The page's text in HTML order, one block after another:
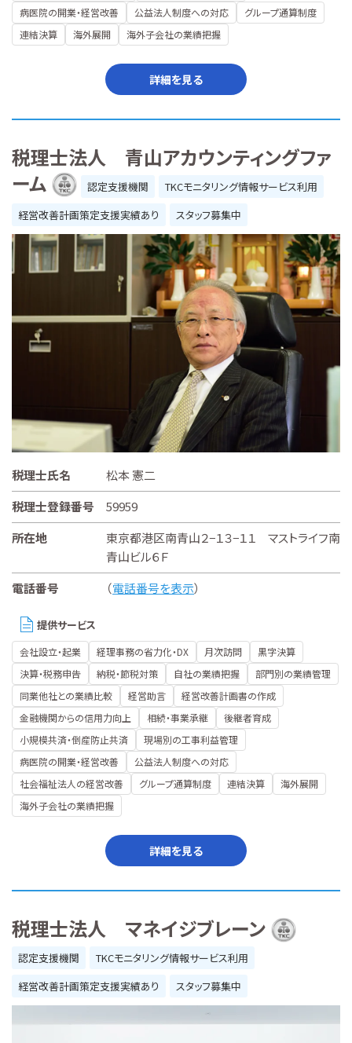
病医院の開業・経営改善
公益法人制度への対応
グループ通算制度
連結決算
海外展開 海外子会社の業績把握
詳細を見る
税理士法人 青山アカウンティングファ
ーム
認定支援機関
TKCモニタリング情報サービス利用
経営改善計画策定支援実績あり
スタッフ募集中
税理士氏名
松本 憲二
税理士登録番号
59959
所在地
東京都港区南青山２−１３−１１ マストライフ南
青山ビル６Ｆ
電話番号
（電話番号を表示）
提供サービス
会社設立・起業 経理事務の省力化・DX 月次訪問
黒字決算
決算・税務申告
納税・節税対策 自社の業績把握
部門別の業績管理
同業他社との業績比較
経営助言
経営改善計画書の作成
金融機関からの信用力向上
相続・事業承継
後継者育成
小規模共済・倒産防止共済
現場別の工事利益管理
病医院の開業・経営改善
公益法人制度への対応
社会福祉法人の経営改善
グループ通算制度 連結決算
海外展開
海外子会社の業績把握
詳細を見る
税理士法人 マネイジブレーン
認定支援機関
TKCモニタリング情報サービス利用
経営改善計画策定支援実績あり
スタッフ募集中